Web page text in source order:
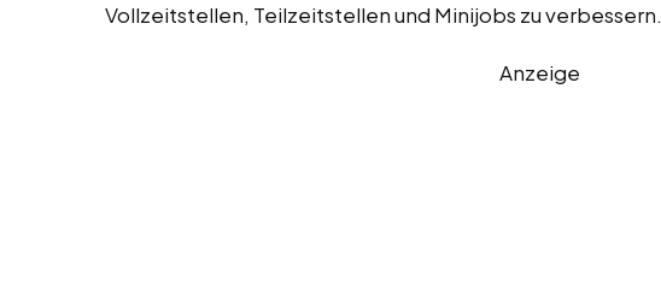
Vollzeitstellen, Teilzeitstellen und Minijobs zu verbessern.
Anzeige